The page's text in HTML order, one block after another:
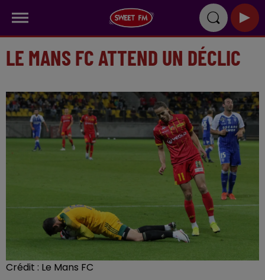
LE MANS FC ATTEND UN DÉCLIC
Crédit : Le Mans FC